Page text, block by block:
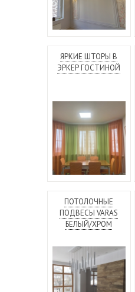
ЯРКИЕ ШТОРЫ В
ЭРКЕР ГОСТИНОЙ
ПОТОЛОЧНЫЕ
ПОДВЕСЫ VARAS
БЕЛЫЙ/ХРОМ